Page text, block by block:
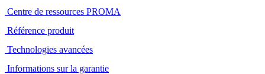
Centre de ressources PROMA
Référence produit
Technologies avancées
Informations sur la garantie